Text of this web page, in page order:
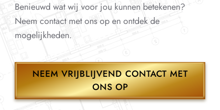
Benieuwd wat wij voor jou kunnen betekenen?
Neem contact met ons op en ontdek de
mogelijkheden.
NEEM VRIJBLIJVEND CONTACT MET
ONS OP